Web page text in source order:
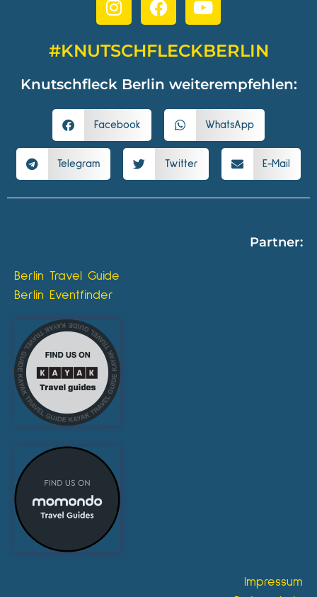
#KNUTSCHFLECKBERLIN
Knutschfleck Berlin weiterempfehlen:
Facebook WhatsApp
Telegram Twitter E-Mail
Partner:
Berlin Travel Guide
Berlin Eventfinder
Impressum